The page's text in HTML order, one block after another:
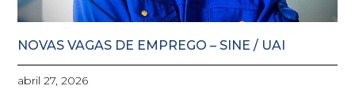
NOVAS VAGAS DE EMPREGO – SINE / UAI
abril 27, 2026